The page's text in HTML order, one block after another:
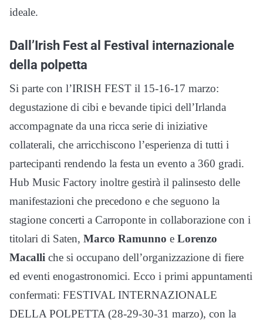
ideale.
Dall’Irish Fest al Festival internazionale
della polpetta
Si parte con l’IRISH FEST il 15-16-17 marzo:
degustazione di cibi e bevande tipici dell’Irlanda
accompagnate da una ricca serie di iniziative
collaterali, che arricchiscono l’esperienza di tutti i
partecipanti rendendo la festa un evento a 360 gradi.
Hub Music Factory inoltre gestirà il palinsesto delle
manifestazioni che precedono e che seguono la
stagione concerti a Carroponte in collaborazione con i
titolari di Saten, Marco Ramunno e Lorenzo
Macalli che si occupano dell’organizzazione di fiere
ed eventi enogastronomici. Ecco i primi appuntamenti
confermati: FESTIVAL INTERNAZIONALE
DELLA POLPETTA (28-29-30-31 marzo), con la